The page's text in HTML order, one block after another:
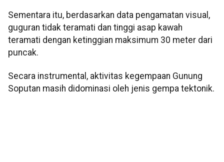
Sementara itu, berdasarkan data pengamatan visual,
guguran tidak teramati dan tinggi asap kawah
teramati dengan ketinggian maksimum 30 meter dari
puncak.
Secara instrumental, aktivitas kegempaan Gunung
Soputan masih didominasi oleh jenis gempa tektonik.